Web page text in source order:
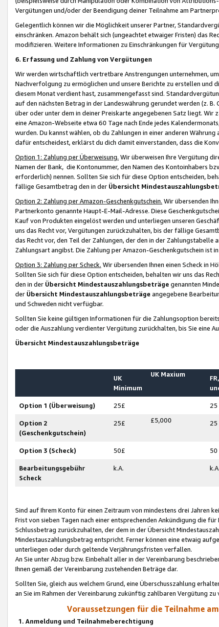
Vergütungen und/oder der Beendigung deiner Teilnahme am
Gelegentlich können wir die Möglichkeit unserer Partner,
einschränken. Amazon behält sich (ungeachtet etwaiger Fristen) das
modifizieren. Weitere Informationen zu Einschränkungen für
6. Erfassung und Zahlung von Vergütungen
Wir werden wirtschaftlich vertretbare Anstrengungen unternehmen,
Nachverfolgung zu ermöglichen und unsere Berichte zu erstellen und
diesem Monat verdient hast, zusammengefasst sind.
auf den nächsten Betrag in der Landeswährung gerundet werden (z.
über oder unter dem in deiner Preiskarte angegebenen Satz liegt.
eine Amazon-Webseite etwa 60 Tage nach Ende jedes
wurden. Du kannst wählen, ob du Zahlungen in einer anderen
dafür entscheidest, erklärst du dich damit einverstanden, dass die
Option 1: Zahlung per Überweisung. Wir überweisen Ihre Vergütung
Namen der Bank, die Kontonummer, den Namen des Kontoinhabers
erforderlich) nennen. Sollten Sie sich für diese Option entscheiden,
fällige Gesamtbetrag den in der Übersicht
Option 2: Zahlung per Amazon-Geschenkgutschein. Wir übersenden
Partnerkonto genannte Haupt-E-Mail-Adresse. Diese
Kauf von Produkten eingelöst werden und unterliegen unseren
uns das Recht vor, Vergütungen zurückzuhalten, bis der fällige
das Recht vor, den Teil der Zahlungen, der den in der
Zahlungsart angibst. Die Zahlung per Amazon-Geschenkgutschein ist
Option 3: Zahlung per Scheck. Wir übersenden Ihnen einen Scheck in
Sollten Sie sich für diese Option entscheiden, behalten wir uns das
den in der Übersicht Mindestauszahlungsbeträge genannten
der Übersicht Mindestauszahlungsbeträge angegebene
und Schweden nicht verfügbar.
Sollten Sie keine gültigen Informationen für die Zahlungsoption
oder die Auszahlung verdienter Vergütung zurückhalten, bis Sie
Übersicht Mindestauszahlungsbeträge
UK
Minimum
UK Maxium
Option 1 (Überweisung) 25£ 25
Option 2
(Geschenkgutschein)
25£ £5,000 25
Option 3 (Scheck) 50£ 50
Bearbeitungsgebühr
Scheck
k.A.
Sind auf Ihrem Konto für einen Zeitraum von mindestens drei Jahren
Frist von sieben Tagen nach einer entsprechenden Ankündigung die
Schlussbetrag zurückzuhalten, der dem in der Übersicht
Mindestauszahlungsbetrag entspricht. Ferner können eine etwaig
unterliegen oder durch geltende Verjährungsfristen verfallen.
An Sie unter Abzug bzw. Einbehalt aller in der Vereinbarung
Ihnen gemäß der Vereinbarung zustehenden Beträge dar.
Sollten Sie, gleich aus welchem Grund, eine Überschusszahlung
an Sie im Rahmen der Vereinbarung zukünftig zahlbaren Vergütung zu
Voraussetzungen für die Teilnahme
1. Anmeldung und Teilnahmeberechtigung